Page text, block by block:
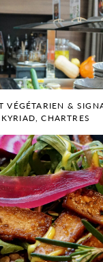
VÉGÉTARIEN &
KYRIAD, CHARTRES